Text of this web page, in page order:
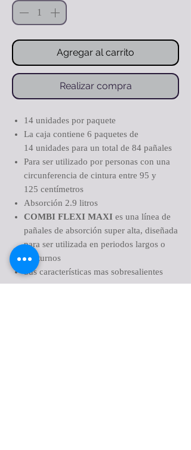
1
Litro
Agregar al carrito
Realizar compra
14 unidades por paquete
La caja contiene 6 paquetes de
14 unidades para un total de 84 pañales
Para ser utilizado por personas con una
circunferencia de cintura entre 95 y
125 centímetros
Absorción 2.9 litros
COMBI FLEXI MAXI es una línea de
pañales de absorción super alta, diseñada
para ser utilizada en periodos largos o
nocturnos
Sus características mas sobresalientes
son: